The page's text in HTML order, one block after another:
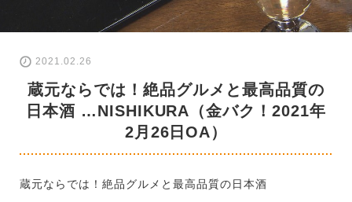
2021.02.26
蔵元ならでは！絶品グルメと最高品質の
日本酒 …NISHIKURA（金バク！2021年
2月26日OA）
蔵元ならでは！絶品グルメと最高品質の日本酒